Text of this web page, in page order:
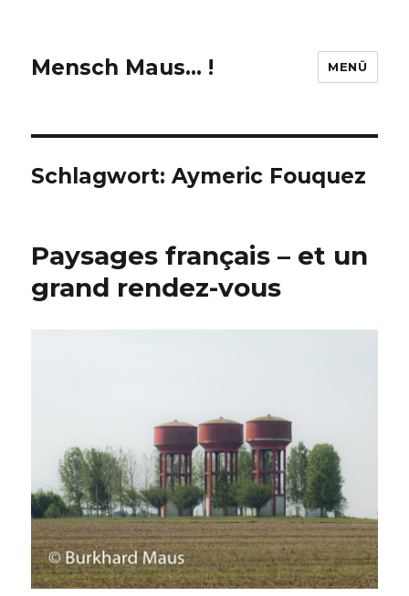
Mensch Maus… ! MENÜ
Schlagwort:Aymeric Fouquez
Paysages français – et un
grand rendez-vous